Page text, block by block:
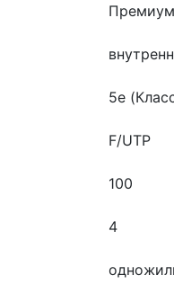
Премиум
5e
F/UTP
100
4